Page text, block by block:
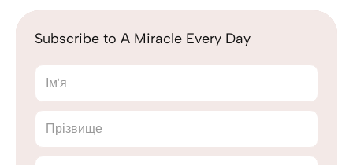
Subscribe to A Miracle Every Day
Ім'я
Прізвище